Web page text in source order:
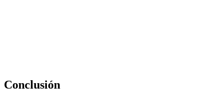
Conclusión